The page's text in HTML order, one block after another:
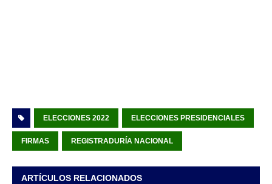
ELECCIONES 2022 ELECCIONES PRESIDENCIALES
FIRMAS REGISTRADURÍA NACIONAL
ARTÍCULOS RELACIONADOS